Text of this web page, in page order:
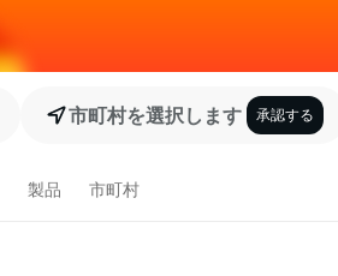
市町村を選択します 承認する
製品 市町村